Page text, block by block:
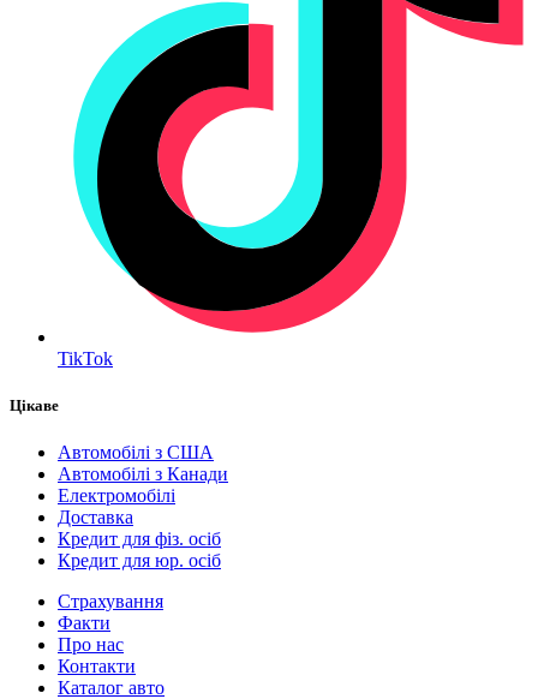
TikTok
Цікаве
Автомобілі з США
Автомобілі з Канади
Електромобілі
Доставка
Кредит для фіз. осіб
Кредит для юр. осіб
Страхування
Факти
Про нас
Контакти
Каталог авто